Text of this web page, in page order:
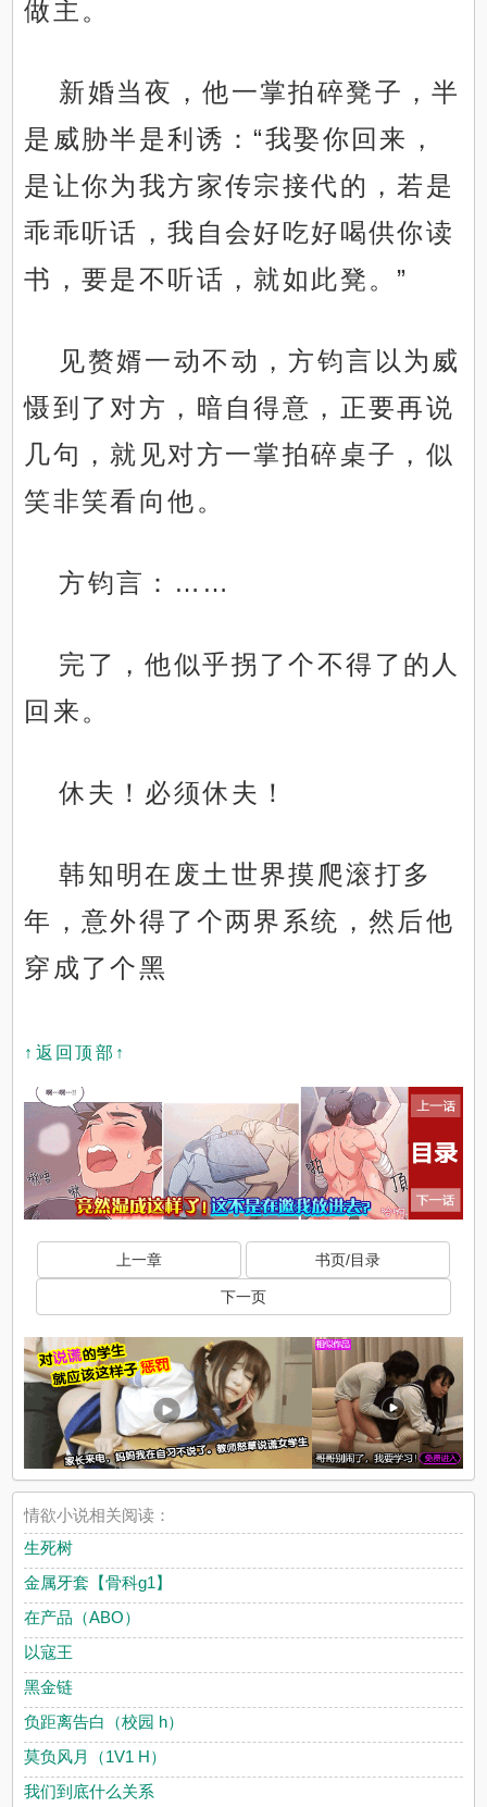
做主。
新婚当夜，他一掌拍碎凳子，半
是威胁半是利诱：“我娶你回来，
是让你为我方家传宗接代的，若是
乖乖听话，我自会好吃好喝供你读
书，要是不听话，就如此凳。”
见赘婿一动不动，方钧言以为威
慑到了对方，暗自得意，正要再说
几句，就见对方一掌拍碎桌子，似
笑非笑看向他。
方钧言：……
完了，他似乎拐了个不得了的人
回来。
休夫！必须休夫！
韩知明在废土世界摸爬滚打多
年，意外得了个两界系统，然后他
穿成了个黑
↑返回顶部↑
上一章 书页/目录
下一页
情欲小说相关阅读：
生死树
金属牙套【骨科g1】
在产品（ABO）
以寇王
黑金链
负距离告白（校园 h）
莫负风月（1V1 H）
我们到底什么关系